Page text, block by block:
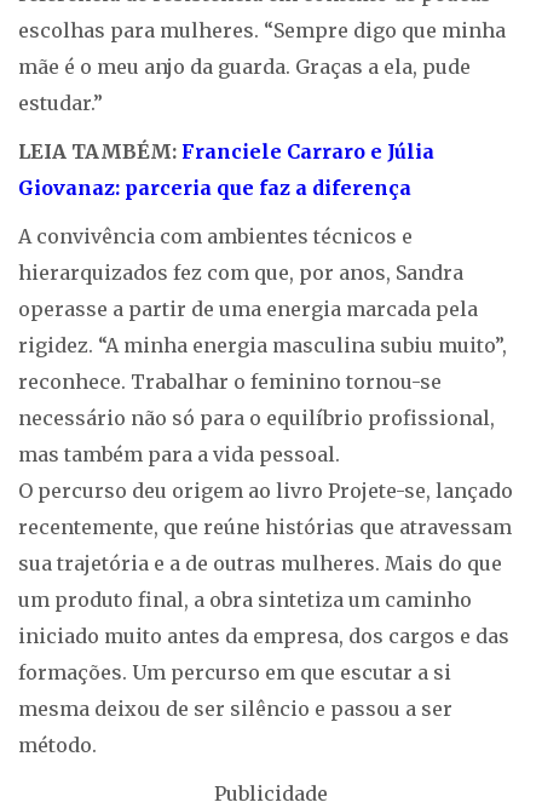
escolhas para mulheres. “Sempre digo que minha
mãe é o meu anjo da guarda. Graças a ela, pude
estudar.”
LEIA TAMBÉM: Franciele Carraro e Júlia
Giovanaz: parceria que faz a diferença
A convivência com ambientes técnicos e
hierarquizados fez com que, por anos, Sandra
operasse a partir de uma energia marcada pela
rigidez. “A minha energia masculina subiu muito”,
reconhece. Trabalhar o feminino tornou-se
necessário não só para o equilíbrio profissional,
mas também para a vida pessoal.
O percurso deu origem ao livro Projete-se, lançado
recentemente, que reúne histórias que atravessam
sua trajetória e a de outras mulheres. Mais do que
um produto final, a obra sintetiza um caminho
iniciado muito antes da empresa, dos cargos e das
formações. Um percurso em que escutar a si
mesma deixou de ser silêncio e passou a ser
método.
Publicidade